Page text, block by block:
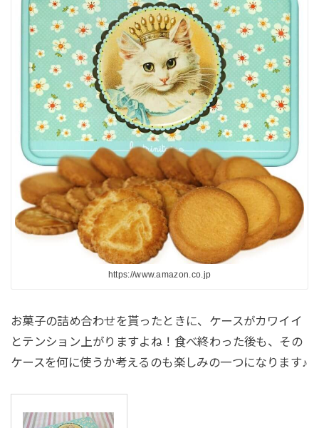
https://www.amazon.co.jp
お菓子の詰め合わせを貰ったときに、ケースがカワイイ
とテンション上がりますよね！食べ終わった後も、その
ケースを何に使うか考えるのも楽しみの一つになります♪